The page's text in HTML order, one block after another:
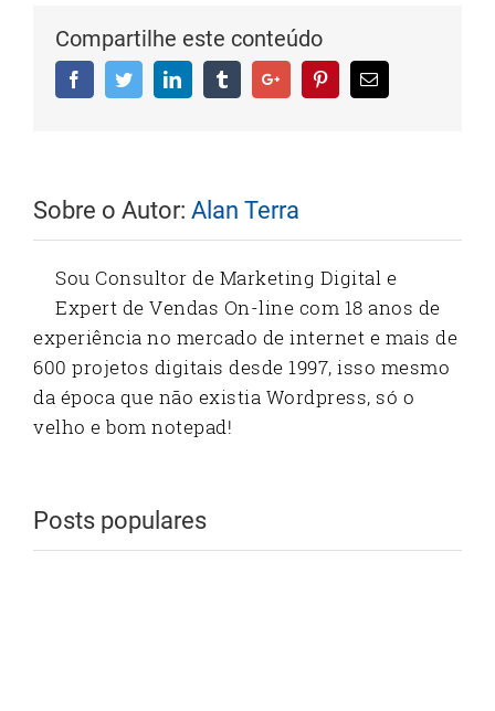
Compartilhe este conteúdo
FacebookTwitterLinkedinTumblrGoogle+PinterestEmail
Sobre o Autor: Alan Terra
Sou Consultor de Marketing Digital e
Expert de Vendas On-line com 18 anos de
experiência no mercado de internet e mais de
600 projetos digitais desde 1997, isso mesmo
da época que não existia Wordpress, só o
velho e bom notepad!
Posts populares